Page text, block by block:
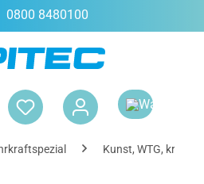
0800 8480100
Kunst, WTG,